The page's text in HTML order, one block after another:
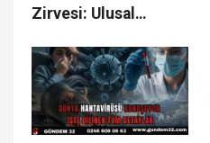
Zirvesi: Ulusal
Yaklaşımlar Kongresi
Gerçekleşti